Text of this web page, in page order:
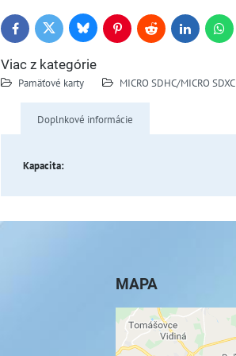
FacebookTwitter BlueskyPinterestReddit LinkedIn
Viac z kategórie
Pamäťové karty MICRO SDHC/MICRO SDXC
Doplnkové informácie
Kapacita:
MAPA
Externý